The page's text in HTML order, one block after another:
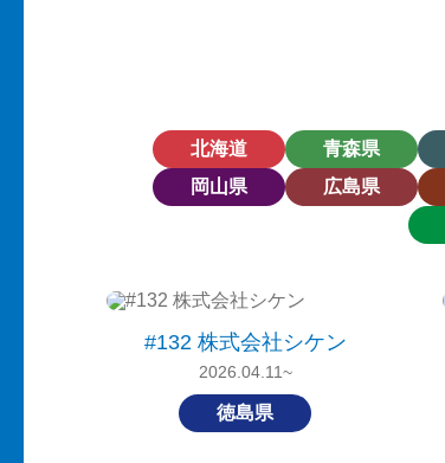
北海道 青森県
岡山県
広島県
#132 株式会社シケン
2026.04.11~
徳島県